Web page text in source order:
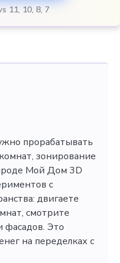
11, 10, 8, 7
прорабатывать
зонирование
Мой Дом 3D
с
двигаете
смотрите
фасадов. Это
на переделках с